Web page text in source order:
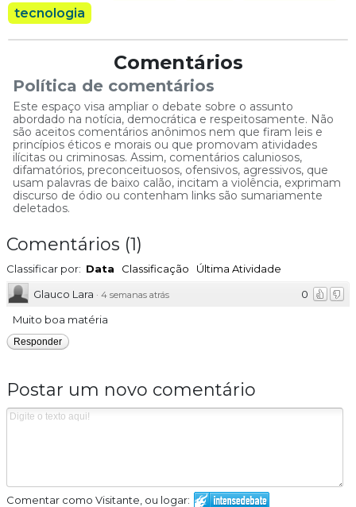
tecnologia
Comentários
Política de comentários
Este espaço visa ampliar o debate sobre o assunto
abordado na notícia, democrática e respeitosamente. Não
são aceitos comentários anônimos nem que firam leis e
princípios éticos e morais ou que promovam atividades
ilícitas ou criminosas. Assim, comentários caluniosos,
difamatórios, preconceituosos, ofensivos, agressivos, que
usam palavras de baixo calão, incitam a violência, exprimam
discurso de ódio ou contenham links são sumariamente
deletados.
Comentários (1)
Classificar por: Data Classificação
Última Atividade
0
Glauco Lara · 4 semanas atrás
Muito boa matéria
Responder
Postar um novo comentário
Comentar como Visitante, ou logar: